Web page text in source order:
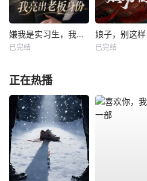
嫌我是实习生，我亮出老板身份
已完结
娘子，别这样
已完结
正在热播